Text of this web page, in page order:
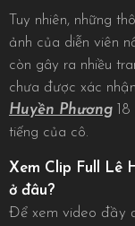
Tuy nhiên, những
ảnh của diễn viên
còn gây ra nhiều
chưa được xác
Huyền Phương
tiếng của cô.
Xem Clip Full Lê
ở đâu?
Để xem video đầy